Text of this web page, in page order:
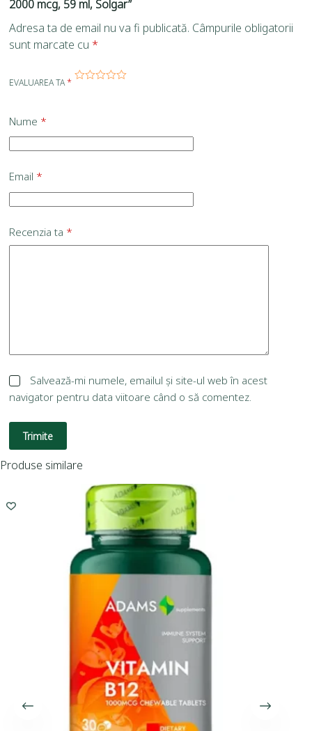
2000 mcg, 59 ml, Solgar”
Adresa ta de email nu va fi publicată. Câmpurile obligatorii
sunt marcate cu *
EVALUAREA TA*
Nume *
Email *
Recenzia ta *
Salvează-mi numele, emailul și site-ul web în acest
navigator pentru data viitoare când o să comentez.
Trimite
Produse similare